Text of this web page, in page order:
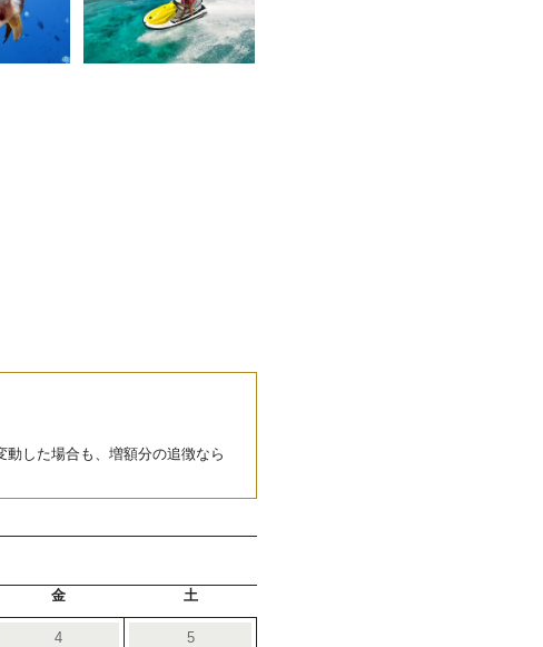
した場合も、増額分の追徴なら
金 土
4 5